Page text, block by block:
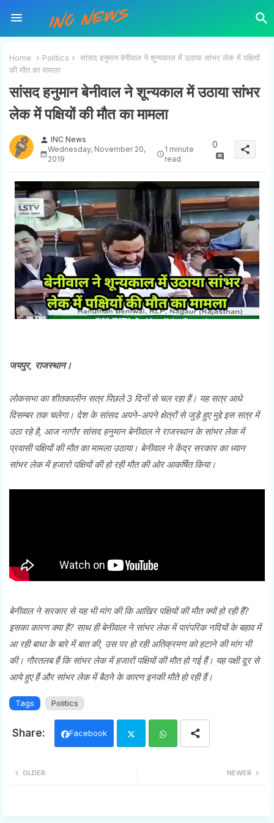
Home Politics
सांसद हनुमान बेनीवाल ने शून्यकाल में उठाया सांभर लेक में पक्षियों
की मौत का मामला
सांसद हनुमान बेनीवाल ने शून्यकाल में उठाया सांभर
लेक में पक्षियों की मौत का मामला
person INC News
Wednesday, November 20,
2019
1 minute
read
0 share
जयपुर, राजस्थान।
लोकसभा का शीतकालीन सत्र पिछले 3 दिनों से चल रहा हैं। यह सत्र आधे
दिसम्बर तक चलेगा। देश के सांसद अपने-अपने क्षेत्रों से जुड़े हुए मुद्दे इस सत्र में
उठा रहे है, आज नागौर सांसद हनुमान बेनीवाल ने राजस्थान के सांभर लेक में
प्रवासी पक्षियों की मौत का मामला उठाया। बेनीवाल ने केंद्र सरकार का ध्यान
सांभर लेक में हजारो पक्षियों की हो रही मौत की ओर आकर्षित किया।
बेनीवाल ने सरकार से यह भी मांग की कि आखिर पक्षियों की मौत क्यों हो रही हैं?
इसका कारण क्या है? साथ ही बेनीवाल ने सांभर लेक में पारंपरिक नदियों के बहाव में
आ रही बाधा के बारे में बात की, उस पर हो रही अतिक्रमण को हटाने की मांग भी
की। गौरतलब हैं कि सांभर लेक में हजारों पक्षियों की मौत हो गई हैं। यह पक्षी दूर से
आये हुए हैं और सांभर लेक में बैठने के कारण इनकी मौते हो रही हैं।
Tags Politics
Facebook
NEWER
OLDER